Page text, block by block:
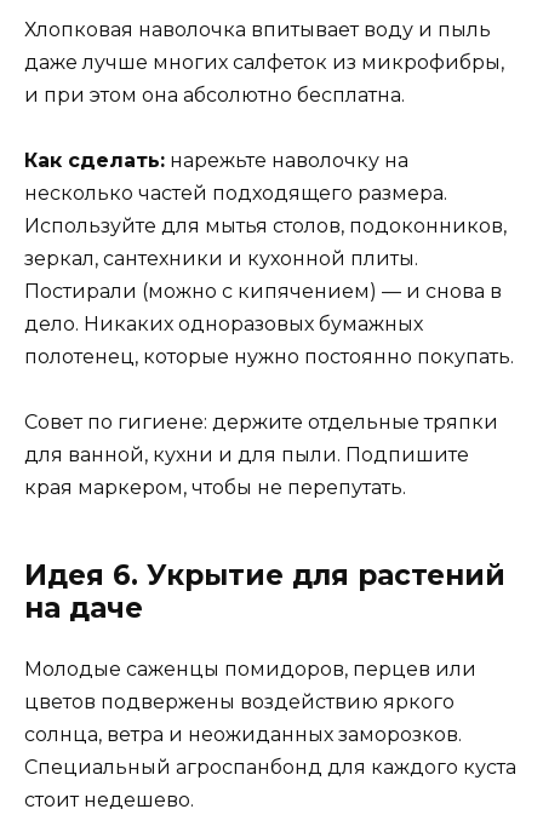
Хлопковая наволочка впитывает воду и пыль
даже лучше многих салфеток из микрофибры,
и при этом она абсолютно бесплатна.
Как сделать: нарежьте наволочку на
несколько частей подходящего размера.
Используйте для мытья столов, подоконников,
зеркал, сантехники и кухонной плиты.
Постирали (можно с кипячением) — и снова в
дело. Никаких одноразовых бумажных
полотенец, которые нужно постоянно покупать.
Совет по гигиене: держите отдельные тряпки
для ванной, кухни и для пыли. Подпишите
края маркером, чтобы не перепутать.
Идея 6. Укрытие для растений
на даче
Молодые саженцы помидоров, перцев или
цветов подвержены воздействию яркого
солнца, ветра и неожиданных заморозков.
Специальный агроспанбонд для каждого куста
стоит недешево.